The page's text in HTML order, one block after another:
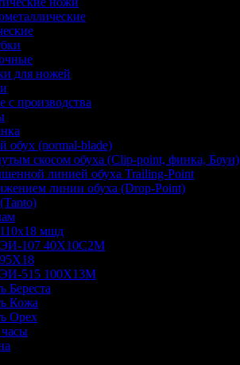
для ножей
с производства
обух (normal-blade)
скосом обуха (Clip-point, финка, Боуи)
линией обуха Trailing-Point
линии обуха (Drop-Point)
мшд
ЭИ-107 40Х10С2М
ЭИ-515 100Х13М
Береста
Кожа
Орех